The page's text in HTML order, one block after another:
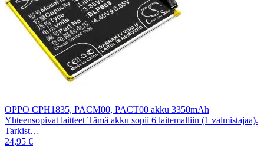
OPPO CPH1835, PACM00, PACT00 akku 3350mAh
Yhteensopivat laitteet Tämä akku sopii 6 laitemalliin (1 valmistajaa).
Tarkist…
24,95 €